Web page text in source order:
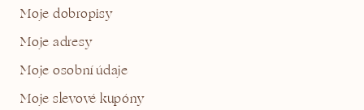
Moje dobropisy
Moje adresy
Moje osobní údaje
Moje slevové kupóny